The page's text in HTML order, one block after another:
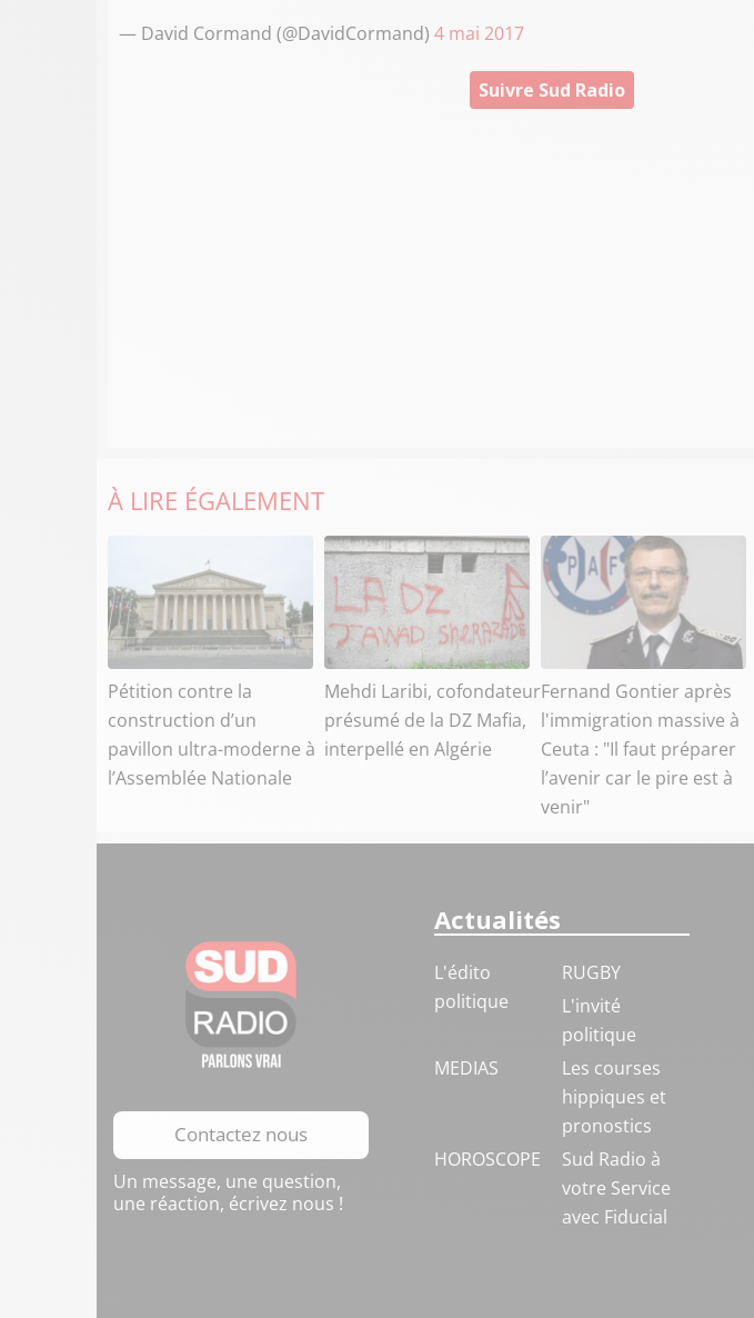
— David Cormand (@DavidCormand) 4 mai 2017
Suivre Sud Radio
À LIRE ÉGALEMENT
Pétition contre la
construction d’un
pavillon ultra-moderne à
l’Assemblée Nationale
Mehdi Laribi, cofondateur
présumé de la DZ Mafia,
interpellé en Algérie
Fernand Gontier après
l'immigration massive à
Ceuta : "Il faut préparer
l’avenir car le pire est à
venir"
Contactez nous
Un message, une question,
une réaction, écrivez nous !
Actualités
L'édito
politique
RUGBY
L'invité
politique
MEDIAS
Les courses
hippiques et
pronostics
HOROSCOPE
Sud Radio à
votre Service
avec Fiducial